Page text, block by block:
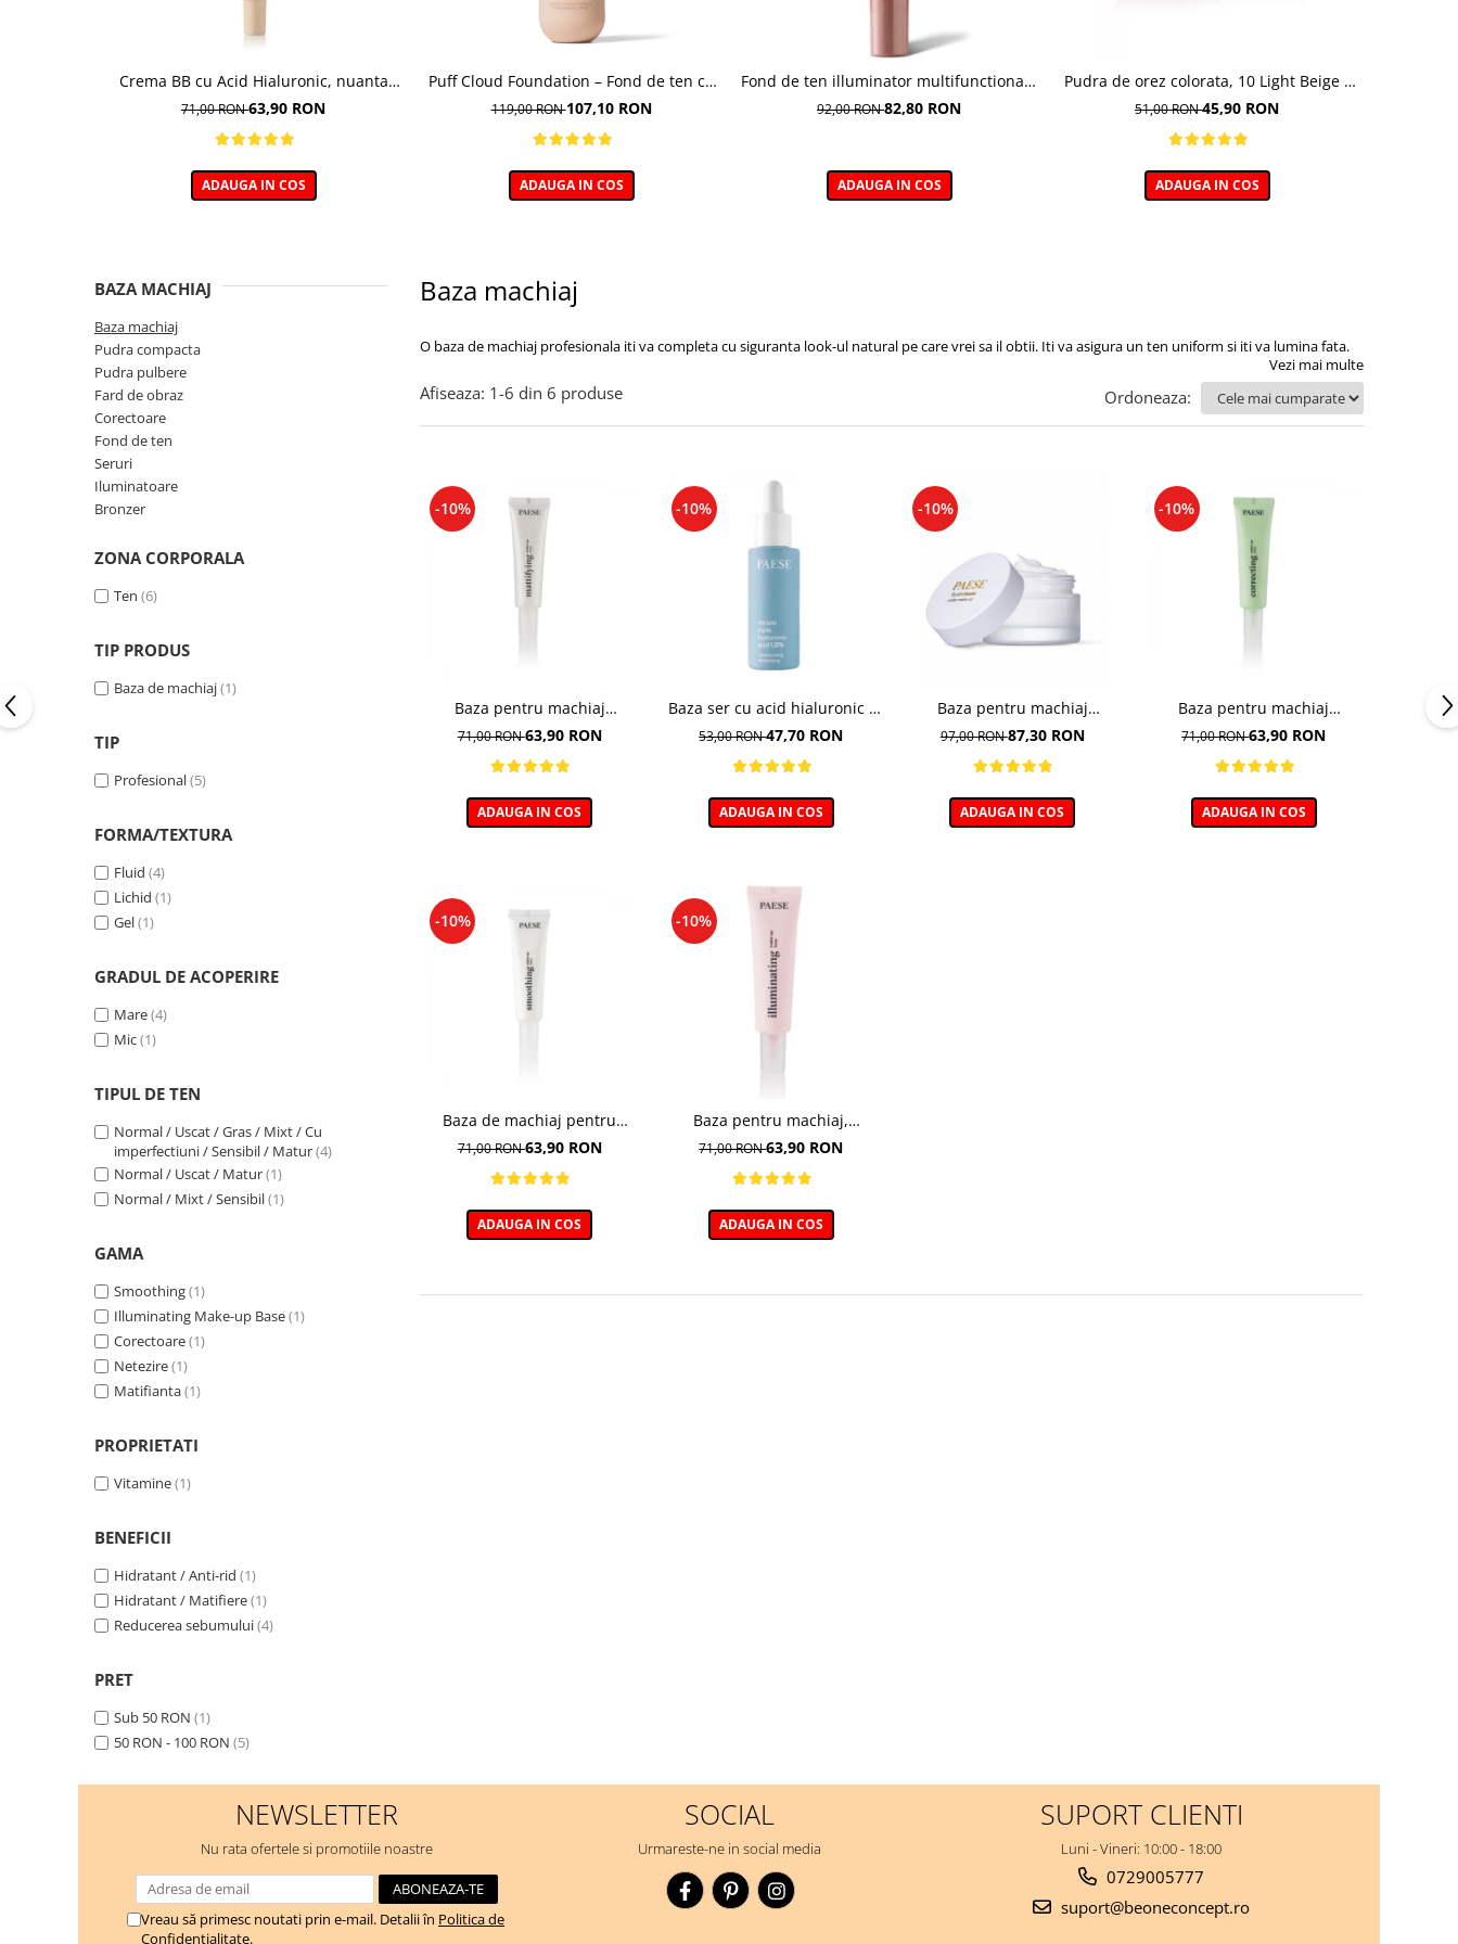
Crema BB cu Acid Hialuronic, nuanta
03W NATURAL 30ml
71,00 RON63,90 RON
ADAUGA IN COS
Puff Cloud Foundation – Fond de ten cu
efect natural
119,00 RON107,10 RON
ADAUGA IN COS
Fond de ten illuminator multifunctional ,
Multi-function Illuminating Foundation,
nuanta 1N LIGHT BEIGE– 30 ml
92,00 RON82,80 RON
ADAUGA IN COS
Pudra de orez colorata, 10 Light Beige -
10g
51,00 RON45,90 RON
ADAUGA IN COS
Baza machiaj
O baza de machiaj profesionala iti va completa cu siguranta look-ul natural pe care vrei sa il obtii. Iti va asigura un ten uniform si iti va lumina fata.
Vezi mai multe
BAZA MACHIAJ
Baza machiaj
Pudra compacta
Pudra pulbere
Fard de obraz
Corectoare
Fond de ten
Seruri
Iluminatoare
Bronzer
ZONA CORPORALA
Ten (6)
TIP PRODUS
Baza de machiaj(1)
TIP
Profesional(5)
FORMA/TEXTURA
Fluid (4)
Lichid (1)
Gel(1)
GRADUL DE ACOPERIRE
Mare(4)
Mic(1)
TIPUL DE TEN
Normal / Uscat / Gras / Mixt / Cu
imperfectiuni / Sensibil / Matur(4)
Normal / Uscat / Matur(1)
Normal / Mixt / Sensibil(1)
GAMA
Smoothing(1)
Illuminating Make-up Base(1)
Corectoare(1)
Netezire(1)
Matifianta(1)
PROPRIETATI
Vitamine(1)
BENEFICII
Hidratant / Anti-rid (1)
Hidratant / Matifiere(1)
Reducerea sebumului(4)
PRET
Sub 50 RON (1)
50 RON - 100 RON (5)
Afiseaza: 1-6 din 6 produse Ordoneaza:
-10%
Baza pentru machiaj
Matifianta - 30ml
71,00 RON63,90 RON
ADAUGA IN COS
-10%
Baza ser cu acid hialuronic -
30ml
53,00 RON47,70 RON
ADAUGA IN COS
-10%
Baza pentru machiaj
hidratanta - 30ml
97,00 RON87,30 RON
ADAUGA IN COS
-10%
Baza pentru machiaj
Corectoare - 30ml
71,00 RON63,90 RON
ADAUGA IN COS
-10%
Baza de machiaj pentru
Netezire - 30ml
71,00 RON63,90 RON
ADAUGA IN COS
-10%
Baza pentru machiaj,
Illuminating Make-up Base -
71,00 RON63,90 RON
ADAUGA IN COS
NEWSLETTER
Nu rata ofertele si promotiile noastre
Vreau să primesc noutati prin e-mail. Detalii în Politica de
Confidențialitate.
SOCIAL
Urmareste-ne in social media
SUPORT CLIENTI
Luni - Vineri: 10:00 - 18:00
0729005777
suport@beoneconcept.ro